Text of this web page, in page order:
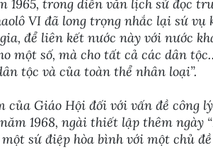
VI đã long trọng nhắc lại sứ vụ
để liên kết nước này với nước
một số, mà cho tất cả các dân
tộc và của toàn thể nhân loại”.
của Giáo Hội đối với vấn đề công
1968, ngài thiết lập thêm ngày
một sứ điệp hòa bình với một chủ